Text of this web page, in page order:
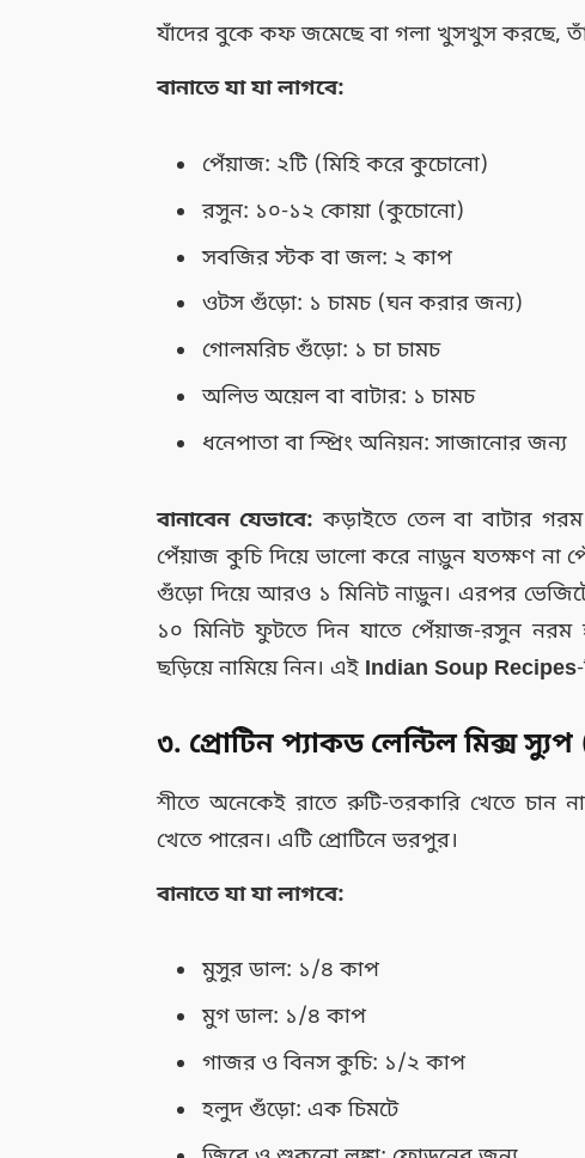
যাঁদের বুকে কফ জমেছে বা গলা খুসখুস করছে,
বানাতে যা যা লাগবে:
পেঁয়াজ: ২টি (মিহি করে কুচোনো)
রসুন: ১০-১২ কোয়া (কুচোনো)
সবজির স্টক বা জল: ২ কাপ
ওটস গুঁড়ো: ১ চামচ (ঘন করার জন্য)
গোলমরিচ গুঁড়ো: ১ চা চামচ
অলিভ অয়েল বা বাটার: ১ চামচ
ধনেপাতা বা স্প্রিং অনিয়ন: সাজানোর জন্য
বানাবেন যেভাবে: কড়াইতে তেল বা বাটার
পেঁয়াজ কুচি দিয়ে ভালো করে নাড়ুন যতক্ষণ না
গুঁড়ো দিয়ে আরও ১ মিনিট নাড়ুন। এরপর
১০ মিনিট ফুটতে দিন যাতে পেঁয়াজ-রসুন
ছড়িয়ে নামিয়ে নিন। এই Indian Soup Recipes
৩. প্রোটিন প্যাকড লেন্টিল মিক্স
শীতে অনেকেই রাতে রুটি-তরকারি খেতে চান
খেতে পারেন। এটি প্রোটিনে ভরপুর।
বানাতে যা যা লাগবে:
মুসুর ডাল: ১/৪ কাপ
মুগ ডাল: ১/৪ কাপ
গাজর ও বিনস কুচি: ১/২ কাপ
হলুদ গুঁড়ো: এক চিমটে